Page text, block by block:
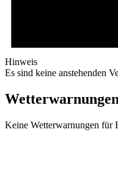
Hinweis
Es sind keine anstehenden
Wetterwarnungen
Keine Wetterwarnungen für